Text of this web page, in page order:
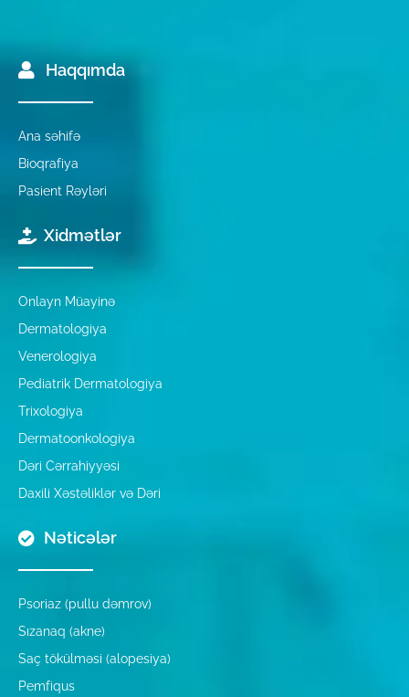
Haqqımda
Ana səhifə
Bioqrafiya
Pasient Rəyləri
Xidmətlər
Onlayn Müayinə
Dermatologiya
Venerologiya
Pediatrik Dermatologiya
Trixologiya
Dermatoonkologiya
Dəri Cərrahiyyəsi
Daxili Xəstəliklər və Dəri
Nəticələr
Psoriaz (pullu dəmrov)
Sızanaq (akne)
Saç tökülməsi (alopesiya)
Pemfiqus